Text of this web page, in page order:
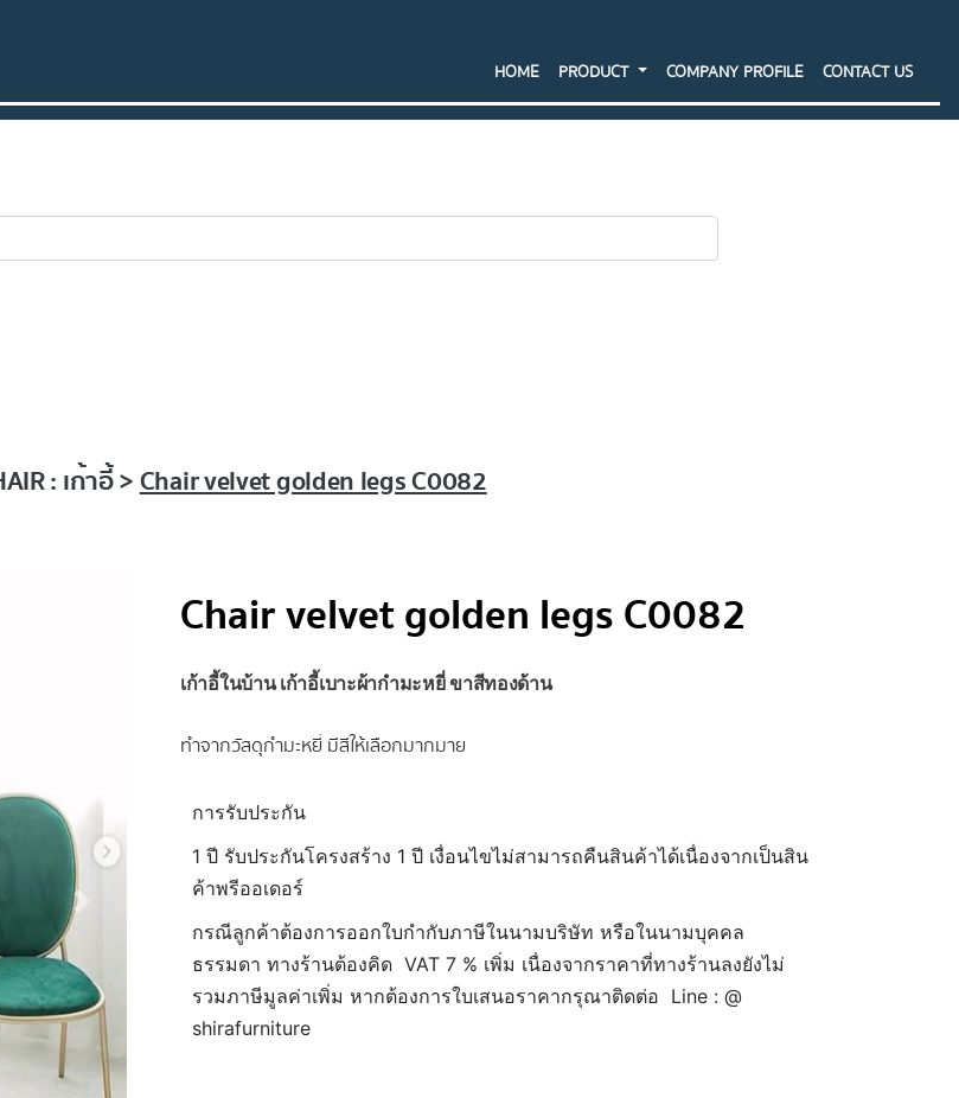
HOME PRODUCT COMPANY PROFILE CONTACT US
: เก้าอี้ >Chair velvet golden legs C0082
Chair velvet golden legs C0082
เก้าอี้ในบ้าน เก้าอี้เบาะผ้ากำมะหยี่ ขาสีทองด้าน
ทำจากวัสดุกำมะหยี่ มีสีให้เลือกมากมาย
การรับประกัน
1 ปี รับประกันโครงสร้าง 1 ปี เงื่อนไขไม่สามารถคืนสินค้าได้เนื่องจากเป็นสิน
ค้าพรีออเดอร์
กรณีลูกค้าต้องการออกใบกำกับภาษีในนามบริษัท หรือในนามบุคคล
ธรรมดา ทางร้านต้องคิด VAT 7 % เพิ่ม เนื่องจากราคาที่ทางร้านลงยังไม่
รวมภาษีมูลค่าเพิ่ม หากต้องการใบเสนอราคากรุณาติดต่อ Line : @
shirafurniture